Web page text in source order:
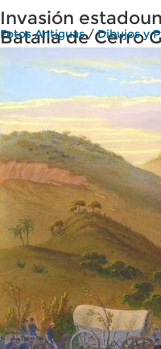
Invasión
Batalla de Cerro
Fotos Antiguas/Dibujos y